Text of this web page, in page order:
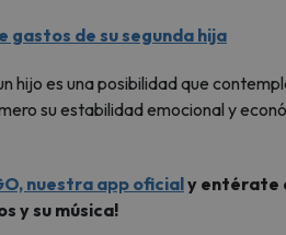
de su segunda hija
hijo es una posibilidad que
su estabilidad emocional y
nuestra app oficialy entérate
y su música!